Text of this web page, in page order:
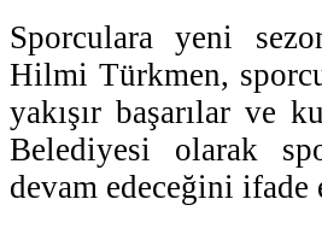
Sporculara yeni
Hilmi Türkmen,
yakışır başarılar ve
Belediyesi olarak
devam edeceğini ifade